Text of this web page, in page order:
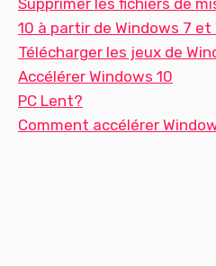
10 à partir de Windows 7 et
Télécharger les jeux de
Accélérer Windows 10
PC Lent?
Comment accélérer